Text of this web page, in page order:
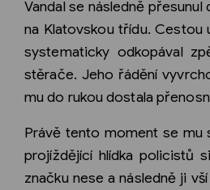
Vandal se následně
na Klatovskou třídu. Cestou
systematicky odkopával
stěrače. Jeho řádění
mu do rukou dostala
Právě tento moment se mu
projíždějící hlídka policistů
značku nese a následně ji